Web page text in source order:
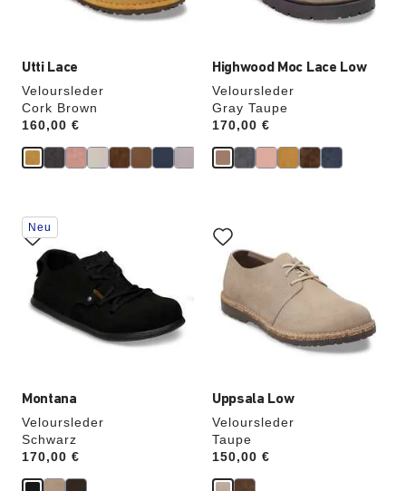
Utti Lace
Veloursleder
Cork Brown
Price:
160,00 €
Highwood Moc Lace Low
Veloursleder
Gray Taupe
Price:
170,00 €
Montana
Veloursleder
Schwarz
Price:
170,00 €
Durch
Anklicken
der
Farben
werden
die
Produktbilder
aktualisiert.
Neu
Uppsala Low
Veloursleder
Taupe
Price:
150,00 €
Anklicken
der
Farben
werden
die
Produktbilder
aktualisiert.